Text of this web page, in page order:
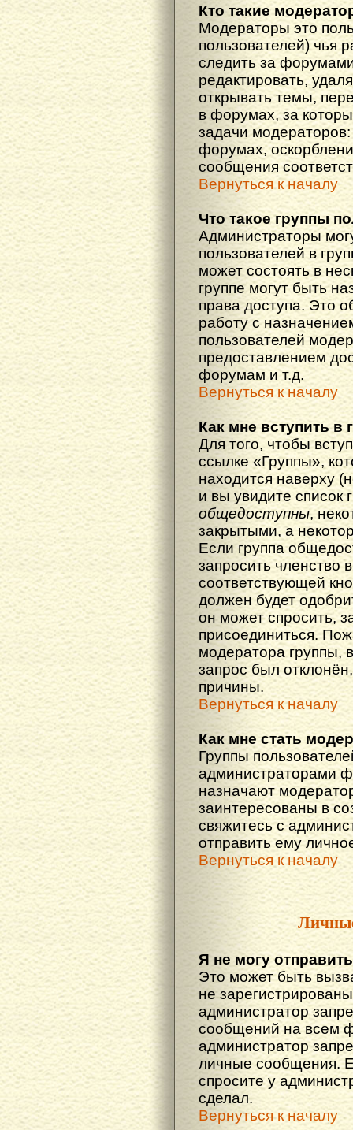
Кто такие
Модераторы это
пользователей) чья
следить за
редактировать,
открывать темы,
в форумах, за
задачи
форумах,
сообщения
Вернуться к началу
Что такое группы
Администраторы
пользователей в
может состоять в
группе могут быть
права доступа. Это
работу с
пользователей
предоставлением
форумам и т.д.
Вернуться к началу
Как мне вступить в
Для того, чтобы
ссылке «Группы»,
находится наверху
и вы увидите список
общедоступны,
закрытыми, а
Если группа
запросить членство
соответствующей
должен будет
он может спросить,
присоединиться.
модератора группы,
запрос был
причины.
Вернуться к началу
Как мне стать
Группы
администраторами
назначают
заинтересованы в
свяжитесь с
отправить ему
Вернуться к началу
Я не могу
Это может быть
не
администратор
сообщений на всем
администратор
личные сообщения.
спросите у
сделал.
Вернуться к началу